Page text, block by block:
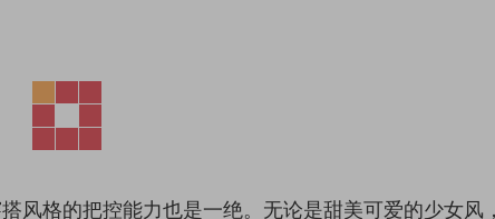
风格的把控能力也是一绝。无论是甜美可爱的少女风